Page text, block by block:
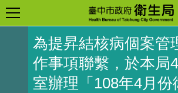
為提昇結核病個案管
作事項聯繫，於本局
室辦理「108年4月份